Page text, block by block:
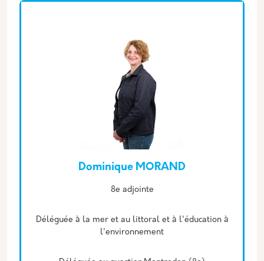
Dominique MORAND
8e adjointe
Déléguée à la mer et au littoral et à l'éducation à
l'environnement